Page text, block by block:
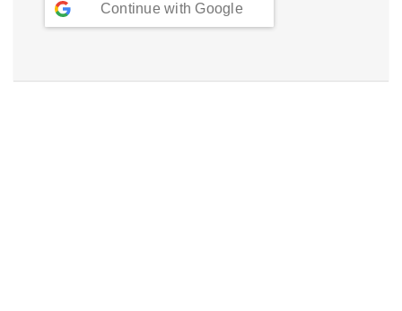
Continue with Google